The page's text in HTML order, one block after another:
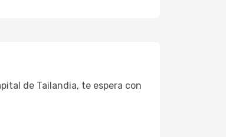
de Tailandia, te espera con